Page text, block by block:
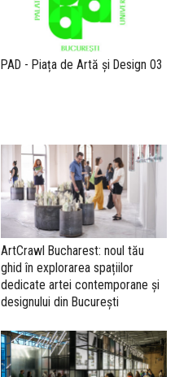
PAD - Piața de Artă și Design 03
ArtCrawl Bucharest: noul tău
ghid în explorarea spațiilor
dedicate artei contemporane și
designului din București